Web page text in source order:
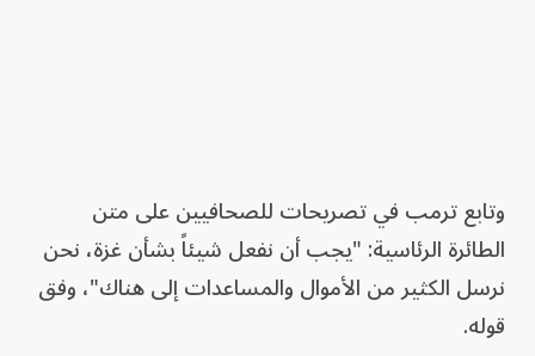
وتابع ترمب في تصريحات للصحافيين على متن
الطائرة الرئاسية: "يجب أن نفعل شيئاً بشأن غزة، نحن
نرسل الكثير من الأموال والمساعدات إلى هناك"، وفق
قوله.